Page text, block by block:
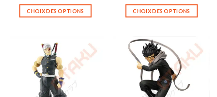
CHOIX DES OPTIONS
a
plusieurs
variations.
Les
options
peuvent
CHOIX DES OPTIONS
a
plusieurs
variations.
Les
options
peuvent